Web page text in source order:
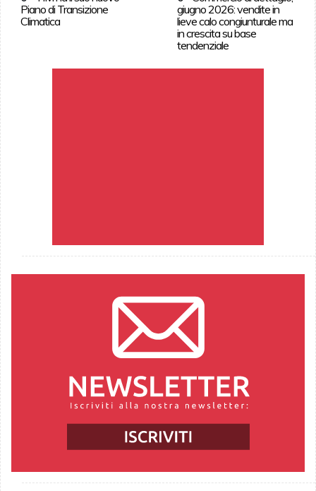
Piano di Transizione
Climatica
giugno 2026: vendite in
lieve calo congiunturale ma
in crescita su base
tendenziale